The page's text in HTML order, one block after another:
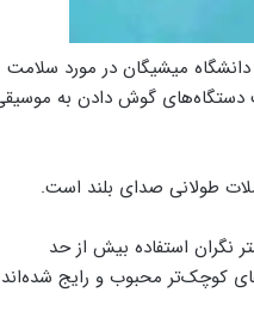
میشیگان در مورد سلامت
فرزندشان در سنین بین ۵ تا ۱۲ سال به طور مرتب دستگاه‌های گوش دادن به
طولانی صدای بلند است.
نگران استفاده بیش از حد
کوچک‌تر محبوب و رایج شده‌اند